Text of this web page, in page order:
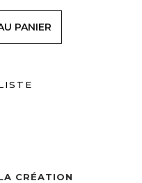
PANIER
CRÉATION